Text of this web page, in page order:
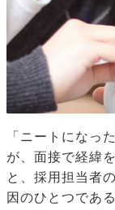
「ニートになっ
が、面接で経緯
と、採用担当者
因のひとつであ